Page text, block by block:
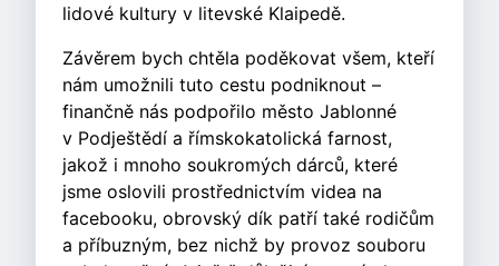
lidové kultury v litevské Klaipedě.
Závěrem bych chtěla poděkovat všem, kteří
nám umožnili tuto cestu podniknout –
finančně nás podpořilo město Jablonné
v Podještědí a římskokatolická farnost,
jakož i mnoho soukromých dárců, které
jsme oslovili prostřednictvím videa na
facebooku, obrovský dík patří také rodičům
a příbuzným, bez nichž by provoz souboru